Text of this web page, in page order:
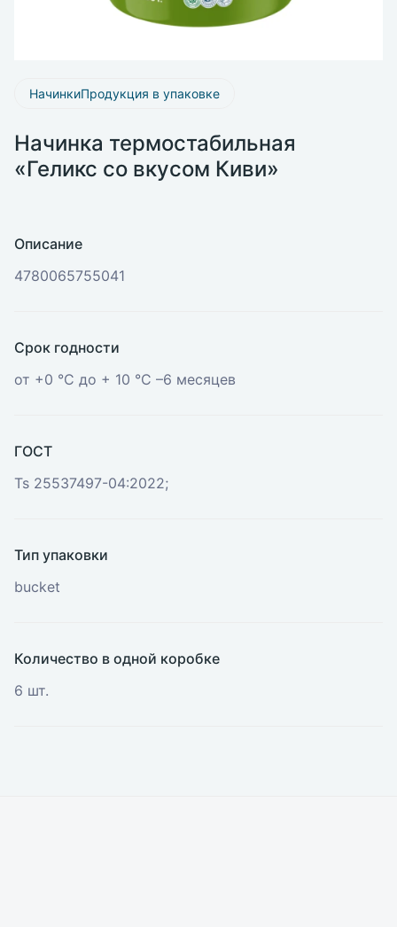
НачинкиПродукция в упаковке
Начинка термостабильная
«Геликс со вкусом Киви»
Описание
4780065755041
Срок годности
от +0 °С до + 10 °С –6 месяцев
ГОСТ
Ts 25537497-04:2022;
Тип упаковки
bucket
Количество в одной коробке
6 шт.